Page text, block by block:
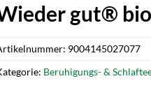
gut®
9004145027077
Beruhigungs- &